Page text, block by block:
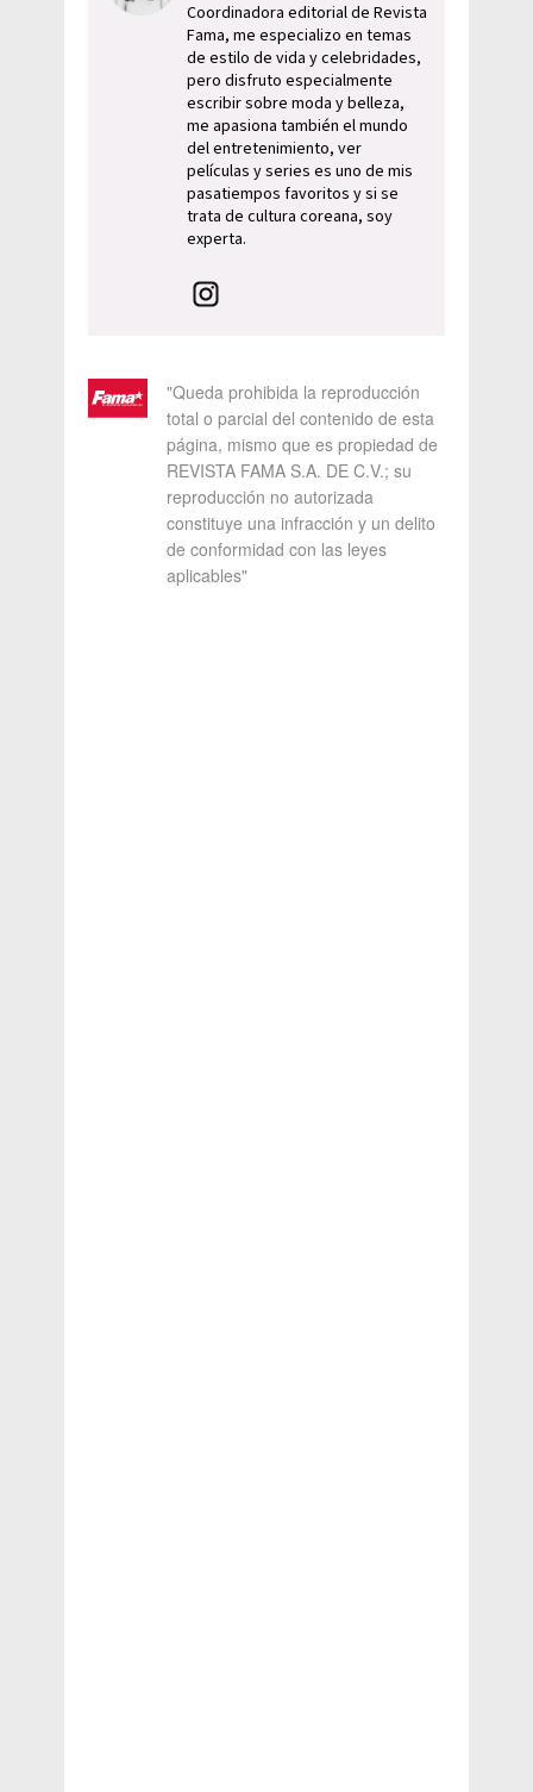
Coordinadora editorial de Revista
Fama, me especializo en temas
de estilo de vida y celebridades,
pero disfruto especialmente
escribir sobre moda y belleza,
me apasiona también el mundo
del entretenimiento, ver
películas y series es uno de mis
pasatiempos favoritos y si se
trata de cultura coreana, soy
experta.
"Queda prohibida la reproducción
total o parcial del contenido de esta
página, mismo que es propiedad de
REVISTA FAMA S.A. DE C.V.; su
reproducción no autorizada
constituye una infracción y un delito
de conformidad con las leyes
aplicables"